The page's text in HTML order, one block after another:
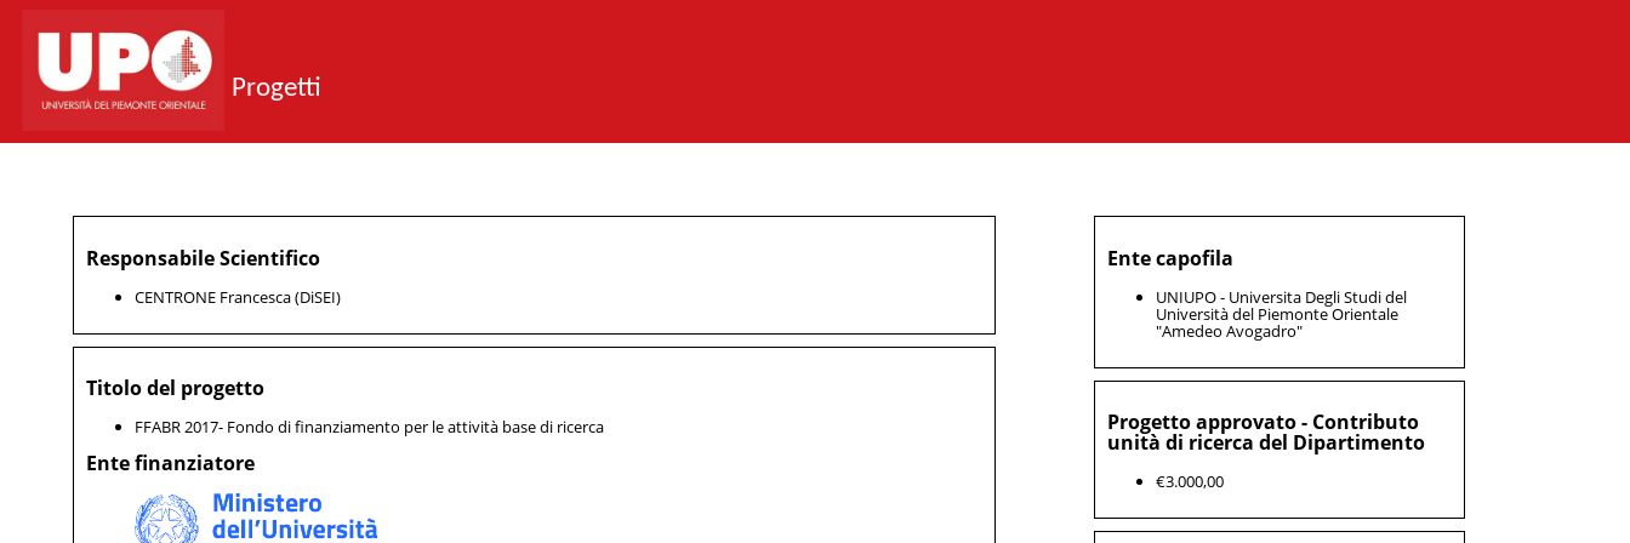
Progetti
Responsabile Scientifico
CENTRONE Francesca (DiSEI)
Titolo del progetto
FFABR 2017- Fondo di finanziamento per le attività base di ricerca
Ente finanziatore
Ente capofila
UNIUPO - Universita Degli Studi del
Università del Piemonte Orientale
"Amedeo Avogadro"
Progetto approvato - Contributo
unità di ricerca del Dipartimento
€3.000,00